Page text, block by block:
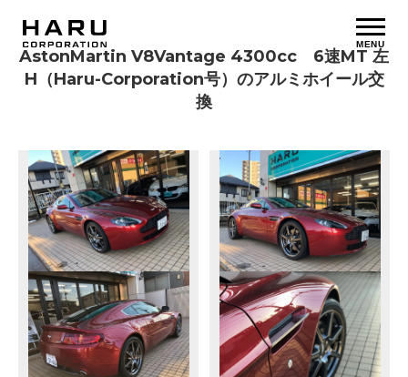
MENU
AstonMartin V8Vantage 4300cc 6速MT 左
H（Haru-Corporation号）のアルミホイール交
換